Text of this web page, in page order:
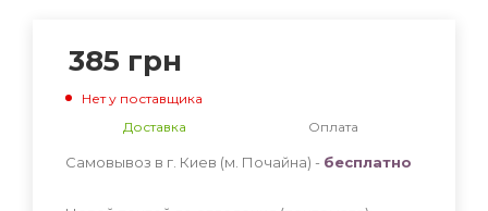
385 грн
Нет у поставщика
Доставка
Оплата
Самовывоз в г. Киев (м. Почайна) - бесплатно